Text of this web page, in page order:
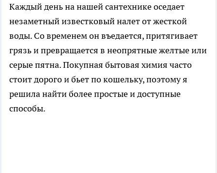
Каждый день на нашей сантехнике оседает
незаметный известковый налет от жесткой
воды. Со временем он въедается, притягивает
грязь и превращается в неопрятные желтые или
серые пятна. Покупная бытовая химия часто
стоит дорого и бьет по кошельку, поэтому я
решила найти более простые и доступные
способы.